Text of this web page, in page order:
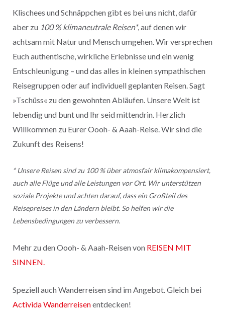
Klischees und Schnäppchen gibt es bei uns nicht, dafür
aber zu 100 % klimaneutrale Reisen*, auf denen wir
achtsam mit Natur und Mensch umgehen. Wir versprechen
Euch authentische, wirkliche Erlebnisse und ein wenig
Entschleunigung – und das alles in kleinen sympathischen
Reisegruppen oder auf individuell geplanten Reisen. Sagt
»Tschüss« zu den gewohnten Abläufen. Unsere Welt ist
lebendig und bunt und Ihr seid mittendrin. Herzlich
Willkommen zu Eurer Oooh- & Aaah-Reise. Wir sind die
Zukunft des Reisens!
* Unsere Reisen sind zu 100 % über atmosfair klimakompensiert,
auch alle Flüge und alle Leistungen vor Ort. Wir unterstützen
soziale Projekte und achten darauf, dass ein Großteil des
Reisepreises in den Ländern bleibt. So helfen wir die
Lebensbedingungen zu verbessern.
Mehr zu den Oooh- & Aaah-Reisen von REISEN MIT
SINNEN.
Speziell auch Wanderreisen sind im Angebot. Gleich bei
Activida Wanderreisenentdecken!